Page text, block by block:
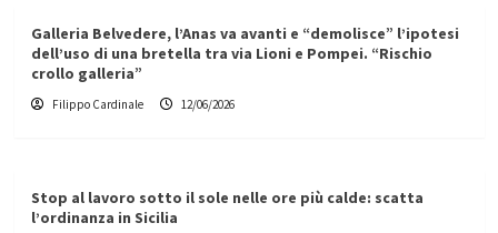
Galleria Belvedere, l’Anas va avanti e “demolisce” l’ipotesi
dell’uso di una bretella tra via Lioni e Pompei. “Rischio
crollo galleria”
Filippo Cardinale 12/06/2026
Stop al lavoro sotto il sole nelle ore più calde: scatta
l’ordinanza in Sicilia